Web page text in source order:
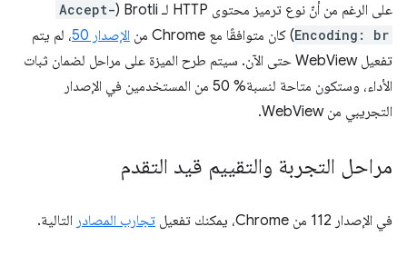
على الرغم من أنّ نوع ترميز محتوى HTTP لـ Brotli (
Accept-
Encoding: br) كان متوافقًا مع Chrome من الإصدار 50
، لم يتم
تفعيل WebView حتى الآن. سيتم طرح الميزة على مراحل لضمان ثبات
الأداء، وستكون متاحة لنسبة% 50 من المستخدمين في الإصدار
التجريبي من WebView.
مراحل التجربة والتقييم قيد التقدم
في الإصدار 112 من Chrome، يمكنك تفعيل تجارب المصادر التالية.